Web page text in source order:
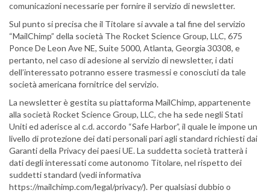
comunicazioni necessarie per fornire il servizio di newsletter.
Sul punto si precisa che il Titolare si avvale a tal fine del servizio
“MailChimp” della società The Rocket Science Group, LLC, 675
Ponce De Leon Ave NE, Suite 5000, Atlanta, Georgia 30308, e
pertanto, nel caso di adesione al servizio di newsletter, i dati
dell’interessato potranno essere trasmessi e conosciuti da tale
società americana fornitrice del servizio.
La newsletter è gestita su piattaforma MailChimp, appartenente
alla società Rocket Science Group, LLC, che ha sede negli Stati
Uniti ed aderisce al c.d. accordo “Safe Harbor”, il quale le impone un
livello di protezione dei dati personali pari agli standard richiesti dai
Garanti della Privacy dei paesi UE. La suddetta società tratterà i
dati degli interessati come autonomo Titolare, nel rispetto dei
suddetti standard (vedi informativa
https://mailchimp.com/legal/privacy/). Per qualsiasi dubbio o